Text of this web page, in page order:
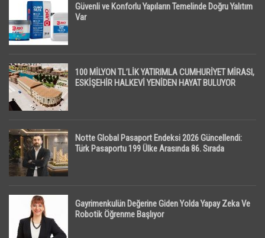
Güvenli ve Konforlu Yapıların Temelinde Doğru Yalıtım
Var
100 MİLYON TL’LİK YATIRIMLA CUMHURİYET MİRASI,
ESKİŞEHİR HALKEVİ YENİDEN HAYAT BULUYOR
Notte Global Pasaport Endeksi 2026 Güncellendi:
Türk Pasaportu 199 Ülke Arasında 86. Sırada
Gayrimenkulün Değerine Giden Yolda Yapay Zeka Ve
Robotik Öğrenme Başlıyor